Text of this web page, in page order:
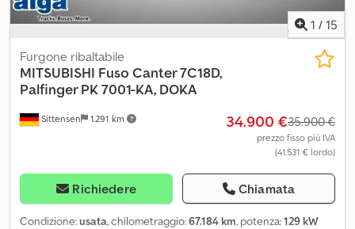
1 / 15
Sittensen 1.291 km
Furgone ribaltabile
MITSUBISHI Fuso Canter 7C18D,
Palfinger PK 7001-KA, DOKA
34.900 €35.900 €
prezzo fisso più IVA
(41.531 € lordo)
Richiedere Chiamata
Condizione:usata, chilometraggio:67.184 km, potenza:129 kW